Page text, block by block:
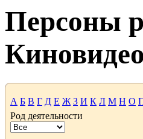
Персоны
А Б В Г Д Е Ж З И К Л М Н О
Род деятельности